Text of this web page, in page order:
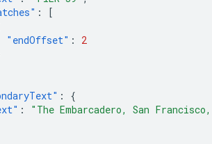
:
[
"endOffset" :
2
:
{
:
"The Embarcadero, San